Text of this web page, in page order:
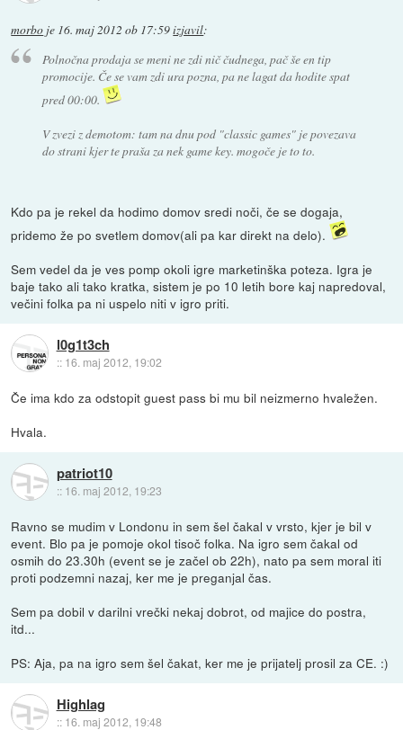
morbo je 16. maj 2012 ob 17:59izjavil:
Polnočna prodaja se meni ne zdi nič čudnega, pač še en tip
promocije. Če se vam zdi ura pozna, pa ne lagat da hodite spat
pred 00:00.
V zvezi z demotom: tam na dnu pod "classic games" je povezava
do strani kjer te praša za nek game key. mogoče je to to.
Kdo pa je rekel da hodimo domov sredi noči, če se dogaja,
pridemo že po svetlem domov(ali pa kar direkt na delo).
Sem vedel da je ves pomp okoli igre marketinška poteza. Igra je
baje tako ali tako kratka, sistem je po 10 letih bore kaj napredoval,
večini folka pa ni uspelo niti v igro priti.
l0g1t3ch
:: 16. maj 2012, 19:02
Če ima kdo za odstopit guest pass bi mu bil neizmerno hvaležen.
Hvala.
patriot10
:: 16. maj 2012, 19:23
Ravno se mudim v Londonu in sem šel čakal v vrsto, kjer je bil v
event. Blo pa je pomoje okol tisoč folka. Na igro sem čakal od
osmih do 23.30h (event se je začel ob 22h), nato pa sem moral iti
proti podzemni nazaj, ker me je preganjal čas.
Sem pa dobil v darilni vrečki nekaj dobrot, od majice do postra,
itd...
PS: Aja, pa na igro sem šel čakat, ker me je prijatelj prosil za CE. :)
Highlag
:: 16. maj 2012, 19:48